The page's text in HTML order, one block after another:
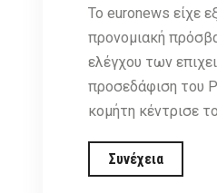
To euronews είχε
προνομιακή
ελέγχου των
προσεδάφιση του
κομήτη κέντρισε
Συνέχεια
Το